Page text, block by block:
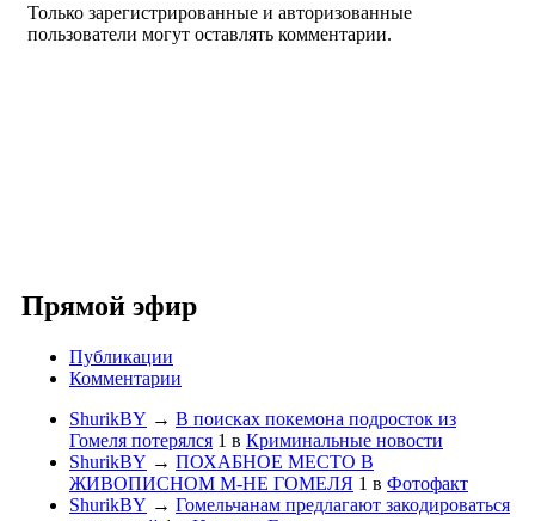
Только зарегистрированные и авторизованные
пользователи могут оставлять комментарии.
Прямой эфир
Публикации
Комментарии
ShurikBY → В поисках покемона подросток из
Гомеля потерялся 1 в Криминальные новости
ShurikBY → ПОХАБНОЕ МЕСТО В
ЖИВОПИСНОМ М-НЕ ГОМЕЛЯ 1 в Фотофакт
ShurikBY → Гомельчанам предлагают закодироваться